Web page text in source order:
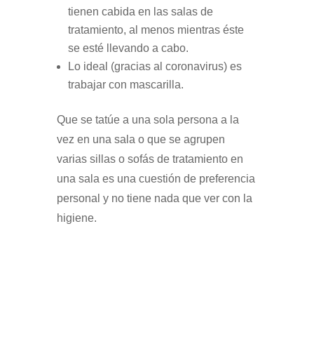
tienen cabida en las salas de
tratamiento, al menos mientras éste
se esté llevando a cabo.
Lo ideal (gracias al coronavirus) es
trabajar con mascarilla.
Que se tatúe a una sola persona a la
vez en una sala o que se agrupen
varias sillas o sofás de tratamiento en
una sala es una cuestión de preferencia
personal y no tiene nada que ver con la
higiene.